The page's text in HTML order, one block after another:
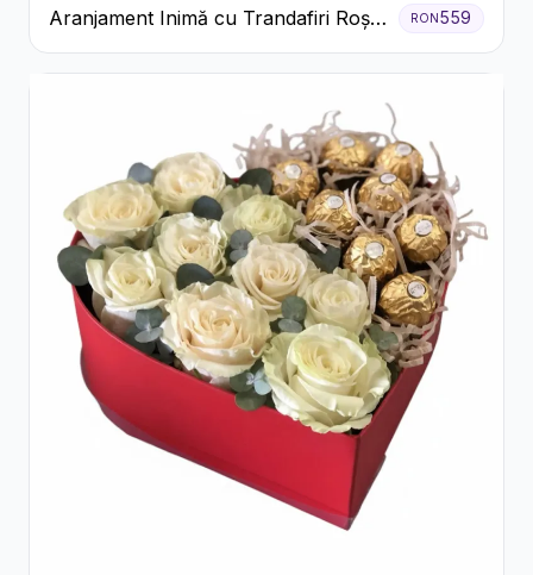
Aranjament Inimă cu Trandafiri Roșii
și Ciocolată Ferrero Rocher
RON559